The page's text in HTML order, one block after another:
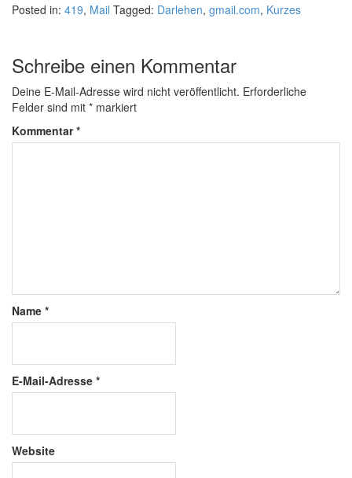
Posted in: 419, Mail Tagged: Darlehen, gmail.com, Kurzes
Schreibe einen Kommentar
Deine E-Mail-Adresse wird nicht veröffentlicht. Erforderliche
Felder sind mit * markiert
Kommentar*
Name *
E-Mail-Adresse *
Website